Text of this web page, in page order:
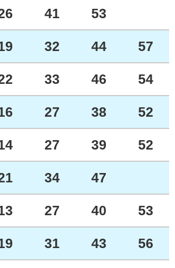
41 53
32 44 57
33 46 54
27 38 52
27 39 52
34 47
27 40 53
31 43 56